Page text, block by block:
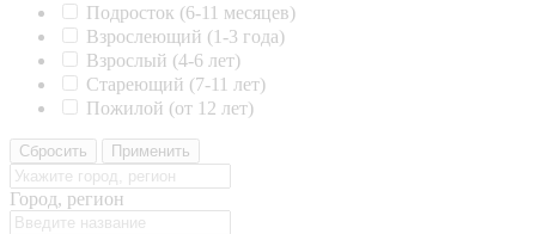
Подросток (6-11 месяцев)
Взрослеющий (1-3 года)
Взрослый (4-6 лет)
Стареющий (7-11 лет)
Пожилой (от 12 лет)
Сбросить Применить
Город, регион